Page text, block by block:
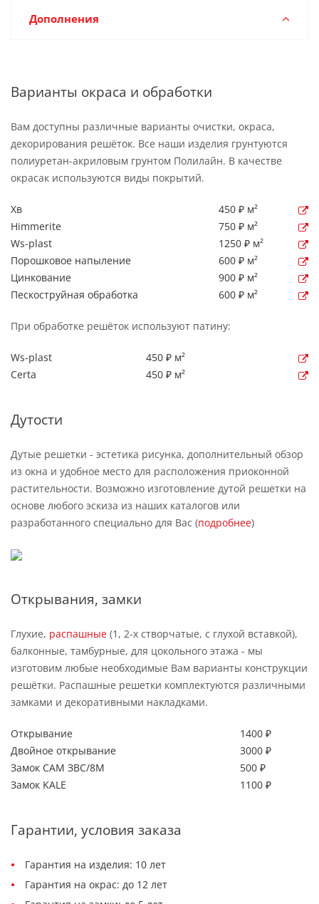
Дополнения
Варианты окраса и обработки
Вам доступны различные варианты очистки, окраса,
декорирования решёток. Все наши изделия грунтуются
полиуретан-акриловым грунтом Полилайн. В качестве
окрасак используются виды покрытий.
Хв
450 ₽ м²
Himmerite
750 ₽ м²
Ws-plast
1250 ₽ м²
Порошковое напыление
600 ₽ м²
Цинкование
900 ₽ м²
Пескоструйная обработка
600 ₽ м²
При обработке решёток используют патину:
Ws-plast
450 ₽ м²
Certa
450 ₽ м²
Дутости
Дутые решетки - эстетика рисунка, дополнительный обзор
из окна и удобное место для расположения приоконной
растительности. Возможно изготовление дутой решетки на
основе любого эскиза из наших каталогов или
разработанного специально для Вас (подробнее)
Открывания, замки
Глухие, распашные (1, 2-х створчатые, с глухой вставкой),
балконные, тамбурные, для цокольного этажа - мы
изготовим любые необходимые Вам варианты конструкции
решётки. Распашные решетки комплектуются различными
замками и декоративными накладками.
Открывание
1400 ₽
Двойное открывание
3000 ₽
Замок САМ ЗВС/8М
500 ₽
Замок KALE
1100 ₽
Гарантии, условия заказа
Гарантия на изделия: 10 лет
Гарантия на окрас: до 12 лет